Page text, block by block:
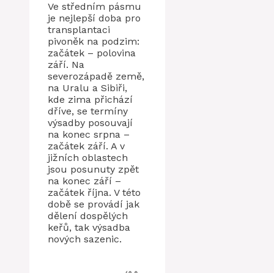
Ve středním pásmu
je nejlepší doba pro
transplantaci
pivoněk na podzim:
začátek – polovina
září. Na
severozápadě země,
na Uralu a Sibiři,
kde zima přichází
dříve, se termíny
výsadby posouvají
na konec srpna –
začátek září. A v
jižních oblastech
jsou posunuty zpět
na konec září –
začátek října. V této
době se provádí jak
dělení dospělých
keřů, tak výsadba
nových sazenic.